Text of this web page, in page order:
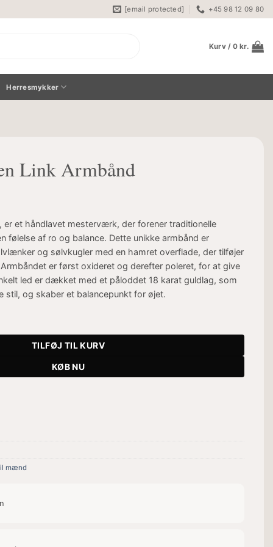
[email protected] +45 98 12 09 80
Kurv / 0kr.
Herresmykker
Link Armbånd
er et håndlavet mesterværk, der forener traditionelle
følelse af ro og balance. Dette unikke armbånd er
og sølvkugler med en hamret overflade, der tilføjer
er først oxideret og derefter poleret, for at give
led er dækket med et påloddet 18 karat guldlag, som
stil, og skaber et balancepunkt for øjet.
TILFØJ TIL KURV
KØB NU
mænd